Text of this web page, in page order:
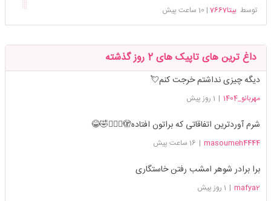
توسطبیتا7667 | 10 ساعت پیش
داغ ترین های تاپیک های 2 روز گذشته
دیگه چیزی نداشتم خرجت کنم💘
مهربانو_1404 | 1 روز پیش
شرم آوردترین اتفاقاتی که براتون افتاده🫣🤦🏻‍♀️🤣😂
masoumeh4444
| 16 ساعت پیش
برا برادر شوهر امشب رفتن خاستگاری
mafya2
| 1 روز پیش